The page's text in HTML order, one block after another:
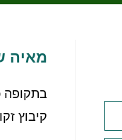
מאיה
בתקופה
קיבוץ